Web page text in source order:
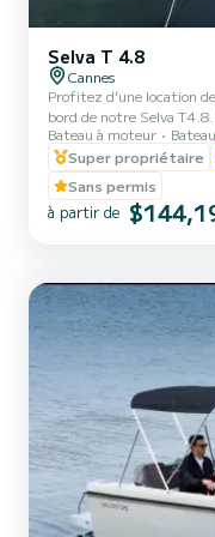
Selva T 4.8
Cannes
Profitez d’une location
bord de notre Selva
bateau est parfait pour
en famille, même sans
sera expliquée avant le
Partez à la découverte
l'Esterel ou bien explorez
Bateau à moteur
Super propriétaire
Sans permis
à partir de